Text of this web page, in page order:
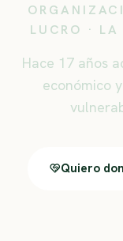
LUCRO ·
Hace 17 años
económico
Quiero